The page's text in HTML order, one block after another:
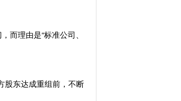
理由是“标准公司、
东达成重组前，不断